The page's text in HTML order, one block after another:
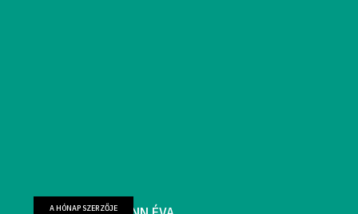
A HÓNAP SZERZŐJE